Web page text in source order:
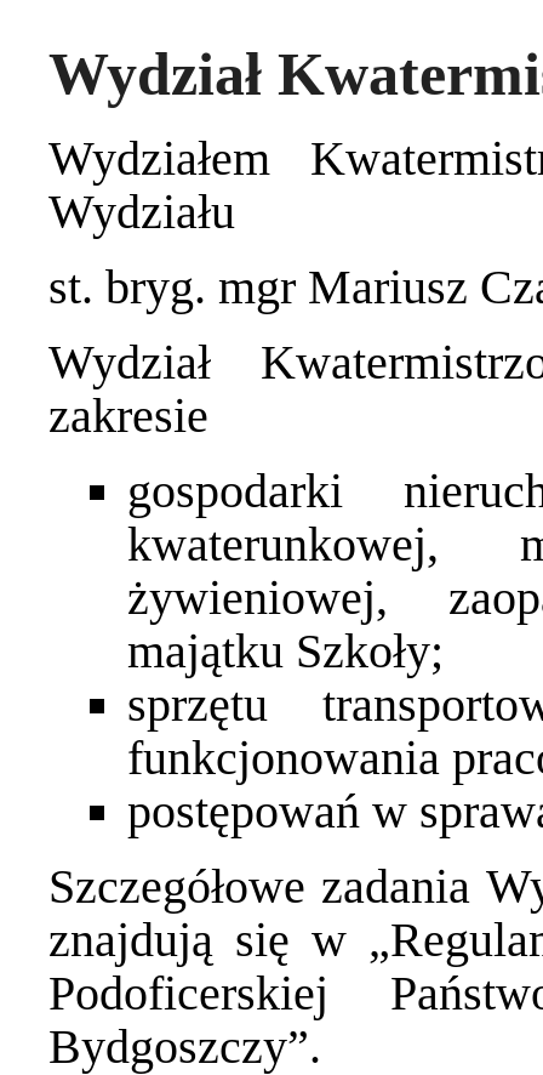
Wydział
Wydziałem
Wydziału
st. bryg. mgr Mariusz
Wydział
zakresie
gospodarki
kwaterunkowej,
żywieniowej,
majątku Szkoły;
sprzętu
funkcjonowania
postępowań w
Szczegółowe zadania
znajdują się w
Podoficerskiej
Bydgoszczy”.